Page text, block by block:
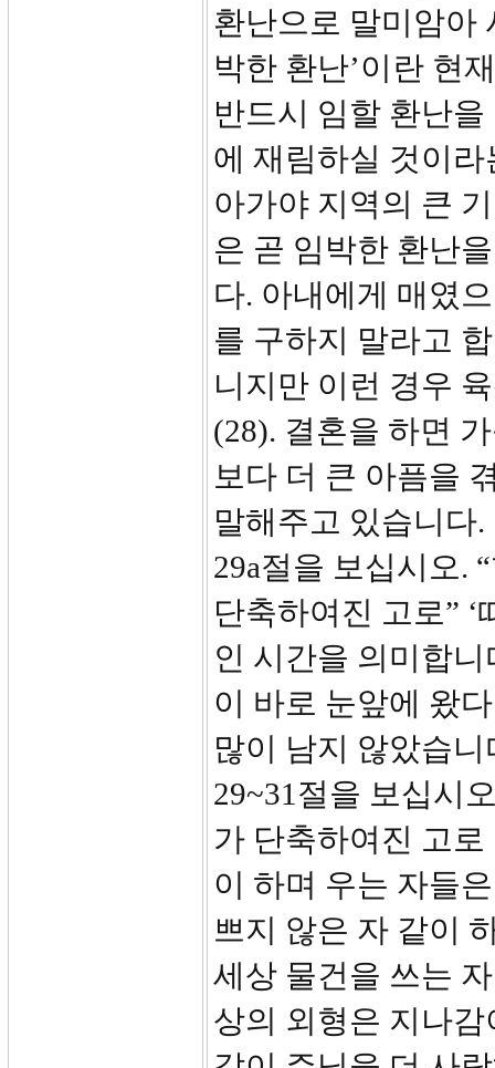
환난으로 말미암아
박한 환난’이란 현
반드시 임할 환난
에 재림하실 것이
아가야 지역의 큰
은 곧 임박한 환난
다. 아내에게 매였
를 구하지 말라고
니지만 이런 경우
(28). 결혼을 하면
보다 더 큰 아픔을
말해주고 있습니다.
29a절을 보십시오.
단축하여진 고로”
인 시간을 의미합니
이 바로 눈앞에 왔
많이 남지 않았습
29~31절을 보십시
가 단축하여진 고
이 하며 우는 자들
쁘지 않은 자 같이
세상 물건을 쓰는
상의 외형은 지나